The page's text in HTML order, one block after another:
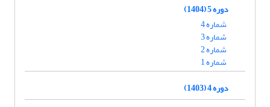
دوره 5 (1404)
شماره 4
شماره 3
شماره 2
شماره 1
دوره 4 (1403)